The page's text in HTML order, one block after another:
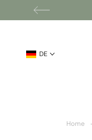
DE
Home